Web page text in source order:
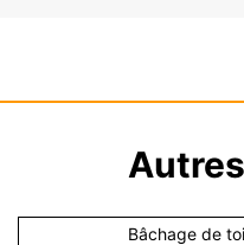
Bâchage de